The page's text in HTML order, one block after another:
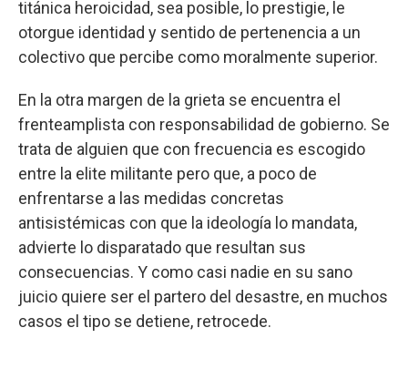
titánica heroicidad, sea posible, lo prestigie, le
otorgue identidad y sentido de pertenencia a un
colectivo que percibe como moralmente superior.
En la otra margen de la grieta se encuentra el
frenteamplista con responsabilidad de gobierno. Se
trata de alguien que con frecuencia es escogido
entre la elite militante pero que, a poco de
enfrentarse a las medidas concretas
antisistémicas con que la ideología lo mandata,
advierte lo disparatado que resultan sus
consecuencias. Y como casi nadie en su sano
juicio quiere ser el partero del desastre, en muchos
casos el tipo se detiene, retrocede.